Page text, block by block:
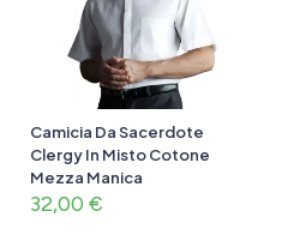
Camicia Da Sacerdote
Clergy In Misto Cotone
Mezza Manica
32,00 €